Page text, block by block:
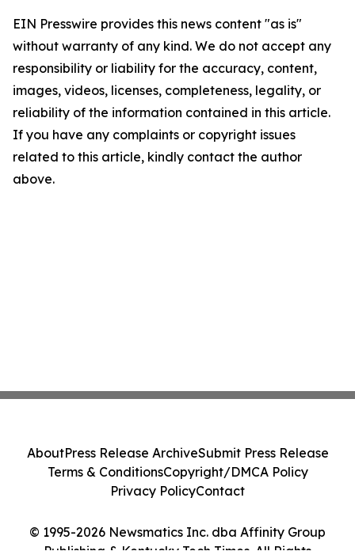
EIN Presswire provides this news content "as is"
without warranty of any kind. We do not accept any
responsibility or liability for the accuracy, content,
images, videos, licenses, completeness, legality, or
reliability of the information contained in this article.
If you have any complaints or copyright issues
related to this article, kindly contact the author
above.
© 1995-2026 Newsmatics Inc. dba Affinity Group
AboutPress Release ArchiveSubmit Press Release
Terms & ConditionsCopyright/DMCA Policy
Privacy PolicyContact